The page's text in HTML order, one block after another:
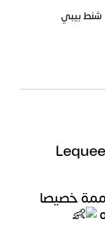
شنط بيبي
خصيصا